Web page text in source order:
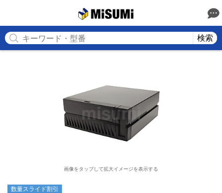
検索
画像をタップして拡大イメージを表示する
数量スライド割引